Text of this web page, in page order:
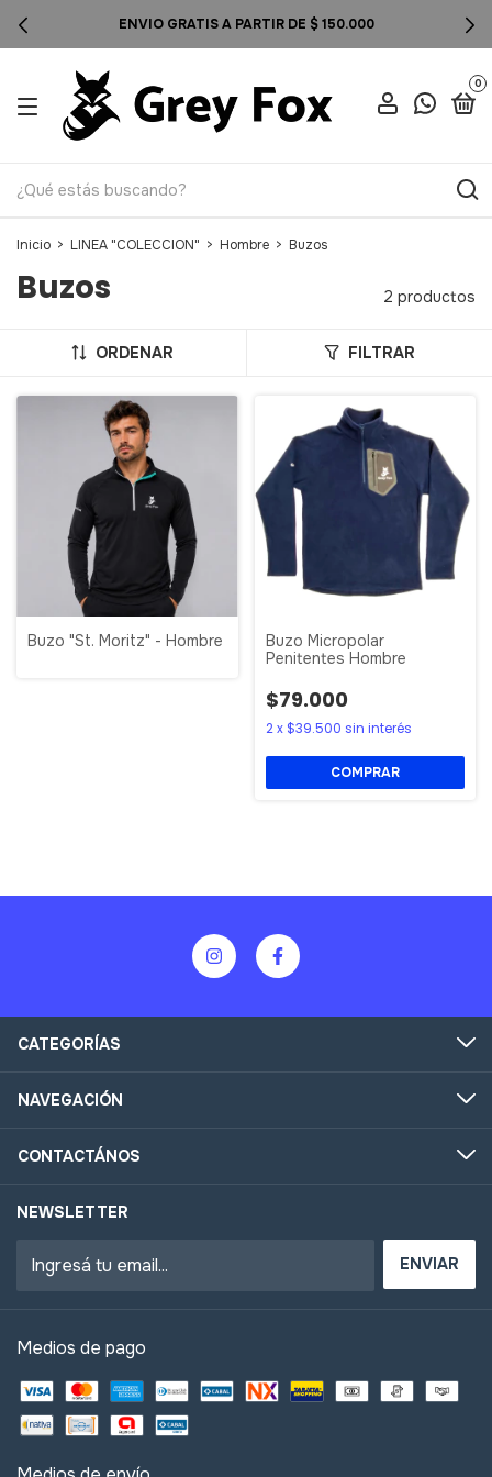
ENVIO GRATIS A PARTIR DE $ 150.000
0
Inicio > LINEA "COLECCION" > Hombre > Buzos
Buzos 2 productos
ORDENAR FILTRAR
Buzo "St. Moritz" - Hombre
Buzo Micropolar
Penitentes Hombre
$79.000
2 x $39.500 sin interés
COMPRAR
CATEGORÍAS
NAVEGACIÓN
CONTACTÁNOS
NEWSLETTER
Medios de pago